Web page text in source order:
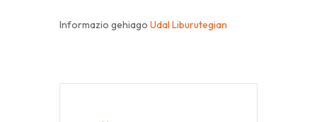
Informazio gehiago Udal Liburutegian